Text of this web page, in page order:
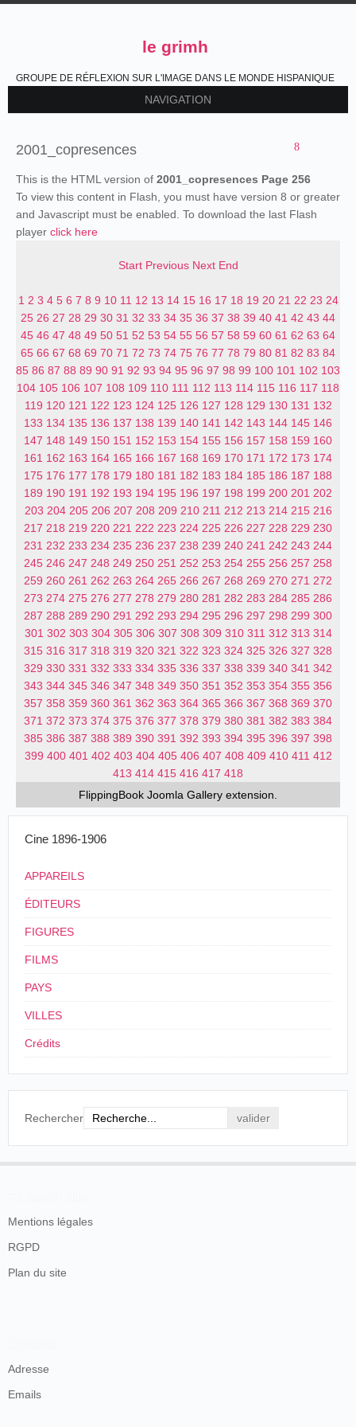
le grimh
GROUPE DE RÉFLEXION SUR L'IMAGE DANS LE MONDE HISPANIQUE
NAVIGATION
2001_copresences
This is the HTML version of 2001_copresences Page 256
To view this content in Flash, you must have version 8 or greater
and Javascript must be enabled. To download the last Flash
player click here
Start Previous Next End
1 2 3 4 5 6 7 8 9 10 11 12 13 14 15 16 17 18 19 20 21 22 23 24
25 26 27 28 29 30 31 32 33 34 35 36 37 38 39 40 41 42 43 44
45 46 47 48 49 50 51 52 53 54 55 56 57 58 59 60 61 62 63 64
65 66 67 68 69 70 71 72 73 74 75 76 77 78 79 80 81 82 83 84
85 86 87 88 89 90 91 92 93 94 95 96 97 98 99 100 101 102 103
104 105 106 107 108 109 110 111 112 113 114 115 116 117 118
119 120 121 122 123 124 125 126 127 128 129 130 131 132
133 134 135 136 137 138 139 140 141 142 143 144 145 146
147 148 149 150 151 152 153 154 155 156 157 158 159 160
161 162 163 164 165 166 167 168 169 170 171 172 173 174
175 176 177 178 179 180 181 182 183 184 185 186 187 188
189 190 191 192 193 194 195 196 197 198 199 200 201 202
203 204 205 206 207 208 209 210 211 212 213 214 215 216
217 218 219 220 221 222 223 224 225 226 227 228 229 230
231 232 233 234 235 236 237 238 239 240 241 242 243 244
245 246 247 248 249 250 251 252 253 254 255 256 257 258
259 260 261 262 263 264 265 266 267 268 269 270 271 272
273 274 275 276 277 278 279 280 281 282 283 284 285 286
287 288 289 290 291 292 293 294 295 296 297 298 299 300
301 302 303 304 305 306 307 308 309 310 311 312 313 314
315 316 317 318 319 320 321 322 323 324 325 326 327 328
329 330 331 332 333 334 335 336 337 338 339 340 341 342
343 344 345 346 347 348 349 350 351 352 353 354 355 356
357 358 359 360 361 362 363 364 365 366 367 368 369 370
371 372 373 374 375 376 377 378 379 380 381 382 383 384
385 386 387 388 389 390 391 392 393 394 395 396 397 398
399 400 401 402 403 404 405 406 407 408 409 410 411 412
413 414 415 416 417 418
FlippingBook Joomla Gallery extension.
Cine 1896-1906
APPAREILS
ÉDITEURS
FIGURES
FILMS
PAYS
VILLES
Crédits
Rechercher
Mentions légales
RGPD
Plan du site
Adresse
Emails